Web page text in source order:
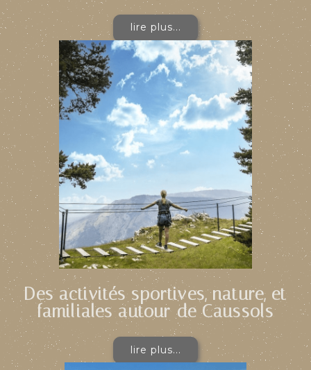
lire plus...
Des activités sportives, nature, et
familiales autour de Caussols
lire plus...